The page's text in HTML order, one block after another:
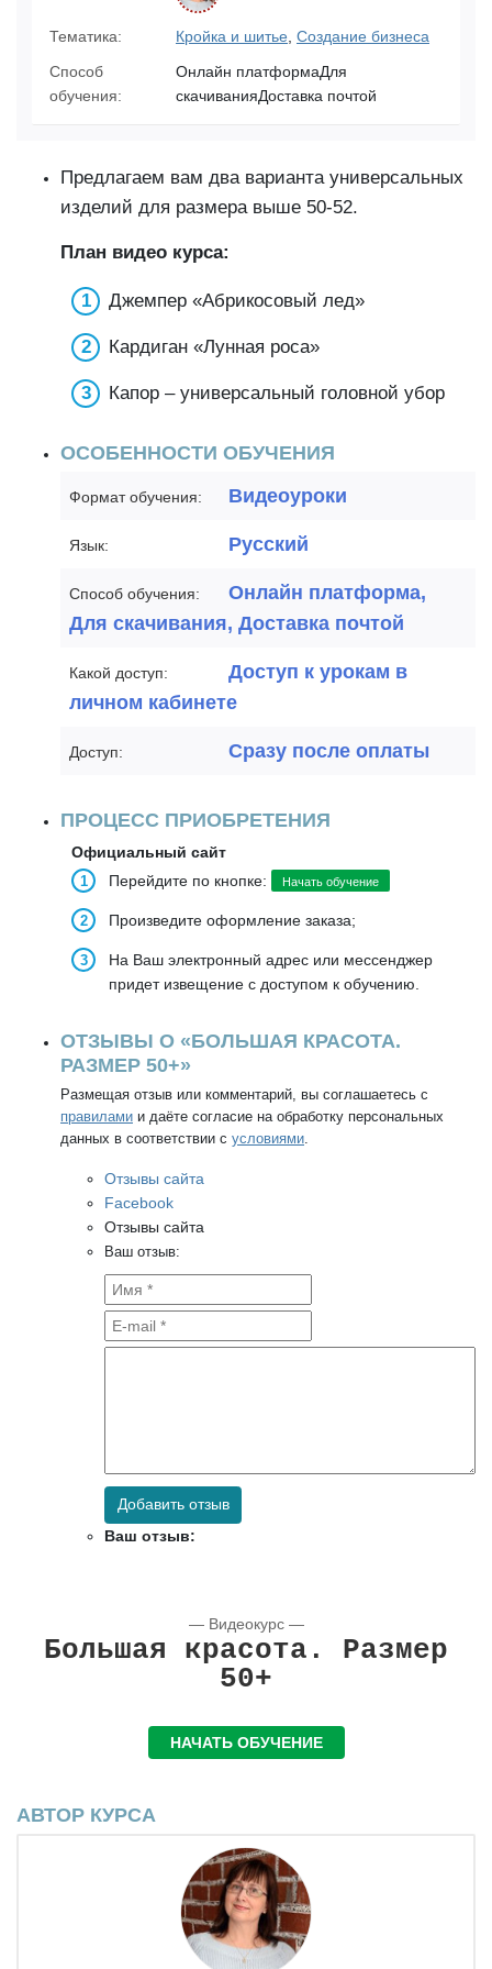
Тематика: Кройка и шитье Создание бизнеса
Способ
обучения:
Онлайн платформаДля
скачиванияДоставка почтой
Предлагаем вам два варианта универсальных
изделий для размера выше 50-52.
План видео курса:
Джемпер «Абрикосовый лед»
Кардиган «Лунная роса»
Капор – универсальный головной убор
ОСОБЕННОСТИ ОБУЧЕНИЯ
Формат обучения: Видеоуроки
Язык: Русский
Способ обучения:
Онлайн платформа,
Для скачивания, Доставка почтой
Какой доступ:
Доступ к урокам в
личном кабинете
Доступ: Сразу после оплаты
ПРОЦЕСС ПРИОБРЕТЕНИЯ
Официальный сайт
Перейдите по кнопке:
Начать обучение
Произведите оформление заказа;
На Ваш электронный адрес или мессенджер
придет извещение с доступом к обучению.
ОТЗЫВЫ О «БОЛЬШАЯ КРАСОТА.
РАЗМЕР 50+»
Размещая отзыв или комментарий, вы соглашаетесь с
правилами и даёте согласие на обработку персональных
данных в соответствии с условиями.
Отзывы сайта
Facebook
Отзывы сайта
Ваш отзыв:
Добавить отзыв
Ваш отзыв:
— Видеокурс —
Большая красота. Размер
50+
НАЧАТЬ ОБУЧЕНИЕ
АВТОР КУРСА